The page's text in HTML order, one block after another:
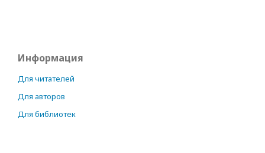
Информация
Для читателей
Для авторов
Для библиотек